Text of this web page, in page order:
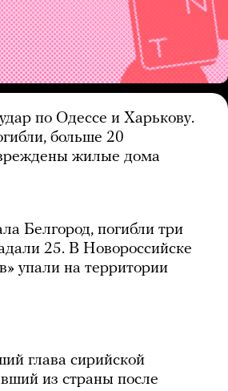
по Одессе и Харькову.
больше 20
жилые дома
Белгород, погибли три
25. В Новороссийске
упали на территории
глава сирийской
из страны после